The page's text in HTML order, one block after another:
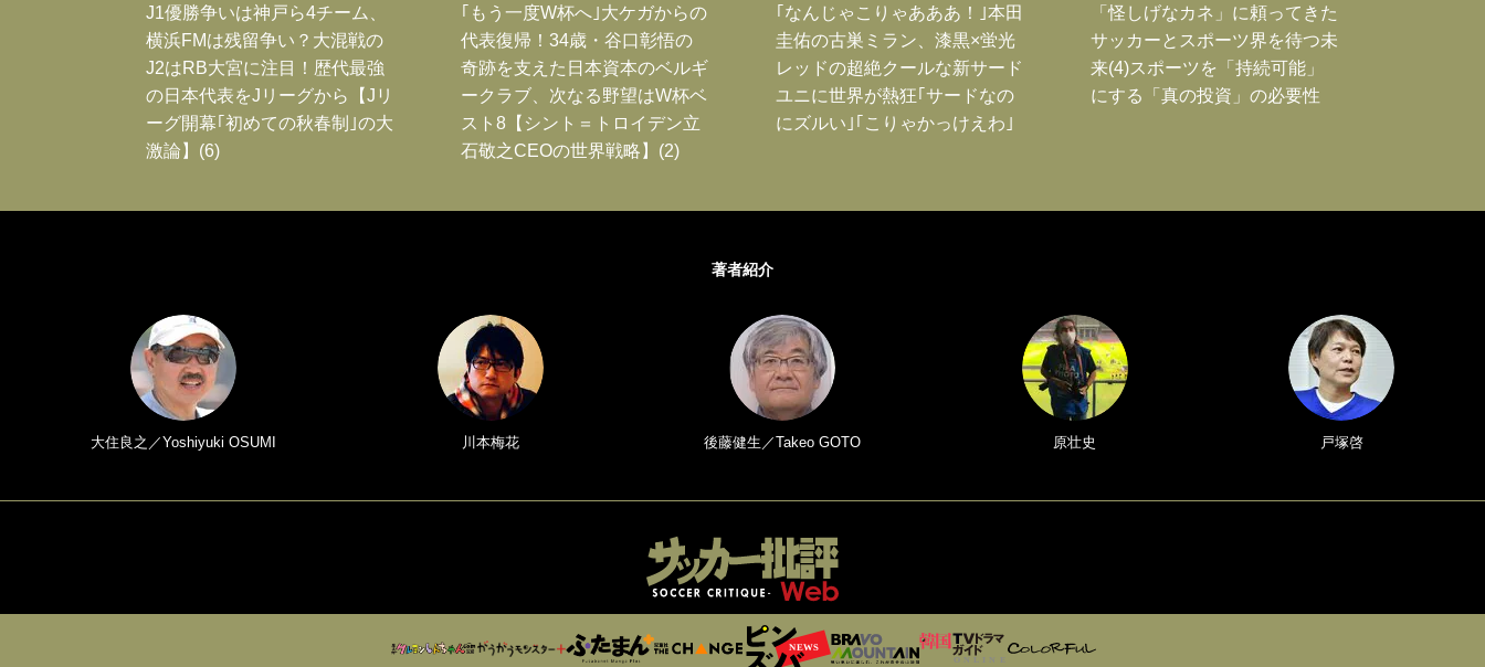
J1優勝争いは神戸ら4チーム、
横浜FMは残留争い？大混戦の
J2はRB大宮に注目！歴代最強
の日本代表をJリーグから【Jリ
ーグ開幕｢初めての秋春制｣の大
激論】(6)
｢もう一度W杯へ｣大ケガからの
代表復帰！34歳・谷口彰悟の
奇跡を支えた日本資本のベルギ
ークラブ、次なる野望はW杯ベ
スト8【シント＝トロイデン立
石敬之CEOの世界戦略】(2)
｢なんじゃこりゃあああ！｣本田
圭佑の古巣ミラン、漆黒×蛍光
レッドの超絶クールな新サード
ユニに世界が熱狂｢サードなの
にズルい｣｢こりゃかっけえわ｣
「怪しげなカネ」に頼ってきた
サッカーとスポーツ界を待つ未
来(4)スポーツを「持続可能」
にする「真の投資」の必要性
著者紹介
大住良之／Yoshiyuki OSUMI 川本梅花 後藤健生／Takeo GOTO 原壮史 戸塚啓